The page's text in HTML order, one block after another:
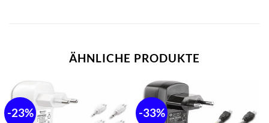
ÄHNLICHE PRODUKTE
-23% -33%